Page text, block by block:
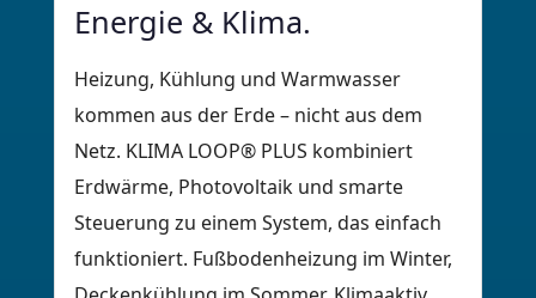
Energie & Klima.
Heizung, Kühlung und Warmwasser
kommen aus der Erde – nicht aus dem
Netz. KLIMA LOOP® PLUS kombiniert
Erdwärme, Photovoltaik und smarte
Steuerung zu einem System, das einfach
funktioniert. Fußbodenheizung im Winter,